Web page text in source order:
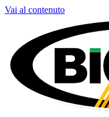
Vai al contenuto